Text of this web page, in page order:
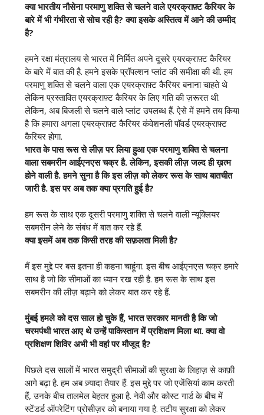
क्या भारतीय नौसेना परमाणु शक्ति से चलने वाले एयरक्राफ़्ट कैरियर के
बारे में भी गंभीरता से सोच रही है? क्या इसके अस्तित्व में आने की उम्मीद
है?
हमने रक्षा मंत्रालय से भारत में निर्मित अपने दूसरे एयरक्राफ़्ट कैरियर
के बारे में बात की है. हमने इसके प्रॉपल्शन प्लांट की समीक्षा की थी. हम
परमाणु शक्ति से चलने वाला एक एयरक्राफ़्ट कैरियर बनाना चाहते थे
लेकिन प्रस्तावित एयरक्राफ़्ट कैरियर के लिए गति की ज़रूरत थी.
लेकिन, अब बिजली से चलने वाले प्लांट उपलब्ध हैं. ऐसे में हमने तय किया
है कि हमारा अगला एयरक्राफ़्ट कैरियर कंवेशनली पॉवर्ड एयरक्राफ़्ट
कैरियर होगा.
भारत के पास रूस से लीज़ पर लिया हुआ एक परमाणु शक्ति से चलना
वाला सबमरीन आईएनएस चक्र है. लेकिन,इसकी लीज़ जल्द ही ख़त्म
होने वाली है. हमने सुना है कि इस लीज़ को लेकर रूस के साथ बातचीत
जारी है. इस पर अब तक क्या प्रगति हुई है?
हम रूस के साथ एक दूसरी परमाणु शक्ति से चलने वाली न्यूक्लियर
सबमरीन लेने के संबंध में बात कर रहे हैं.
क्या इसमें अब तक किसी तरह की सफ़लता मिली है?
मैं इस मुद्दे पर बस इतना ही कहना चाहूंगा. इस बीच आईएनएस चक्र हमारे
साथ है जो कि सीमाओं का ध्यान रख रही है. हम रूस के साथ इस
सबमरीन की लीज़ बढ़ाने को लेकर बात कर रहे हैं.
मुंबई हमले को दस साल हो चुके हैं, भारत सरकार मानती है कि जो
चरमपंथी भारत आए थे उन्हें पाकिस्तान में प्रशिक्षण मिला था. क्या वो
प्रशिक्षण शिविर अभी भी वहां पर मौजूद है?
पिछले दस सालों में भारत समुद्री सीमाओं की सुरक्षा के लिहाज़ से काफ़ी
आगे बढ़ा है. हम अब ज़्यादा तैयार हैं. इस मुद्दे पर जो एजेंसियां काम करती
हैं, उनके बीच तालमेल बेहतर हुआ है. नेवी और कोस्ट गार्ड के बीच में
स्टेंडर्ड ऑपरेटिंग प्रोसीज़र को बनाया गया है. तटीय सुरक्षा को लेकर